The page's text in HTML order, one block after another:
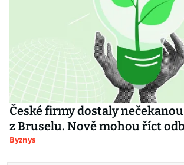
České firmy dostaly
z Bruselu. Nově mohou říct
Byznys